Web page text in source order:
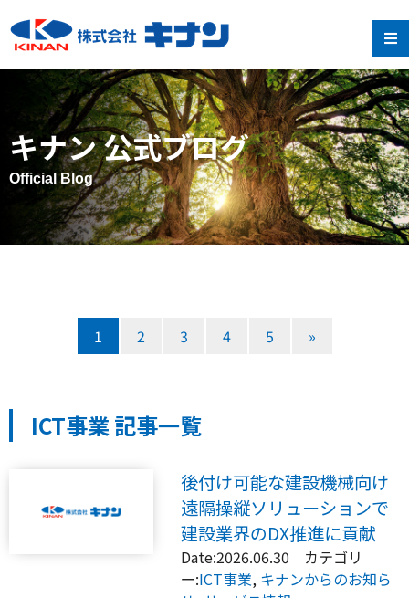
キナン 公式ブログ
Official Blog
1 2 3 4 5 »
ICT事業 記事一覧
後付け可能な建設機械向け
遠隔操縦ソリューションで
建設業界のDX推進に貢献
Date:2026.06.30 カテゴリ
ー:ICT事業, キナンからのお知ら